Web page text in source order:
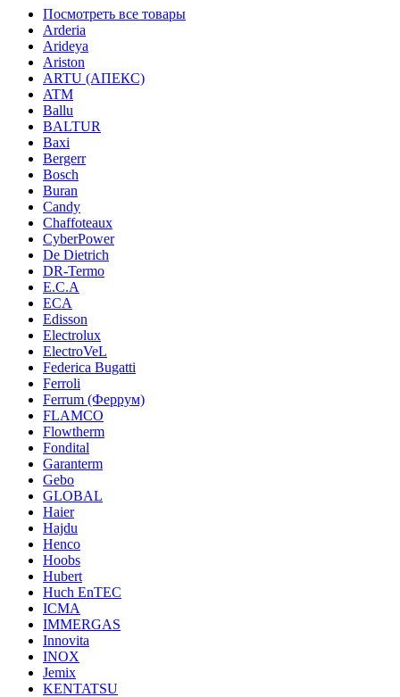
Посмотреть все товары
Arderia
Arideya
Ariston
ARTU (АПЕКС)
ATM
Ballu
BALTUR
Baxi
Bergerr
Bosch
Buran
Candy
Chaffoteaux
CyberPower
De Dietrich
DR-Termo
E.C.A
ECA
Edisson
Electrolux
ElectroVeL
Federica Bugatti
Ferroli
Ferrum (Феррум)
FLAMCO
Flowtherm
Fondital
Garanterm
Gebo
GLOBAL
Haier
Hajdu
Henco
Hoobs
Hubert
Huch EnTEC
ICMA
IMMERGAS
Innovita
INOX
Jemix
KENTATSU